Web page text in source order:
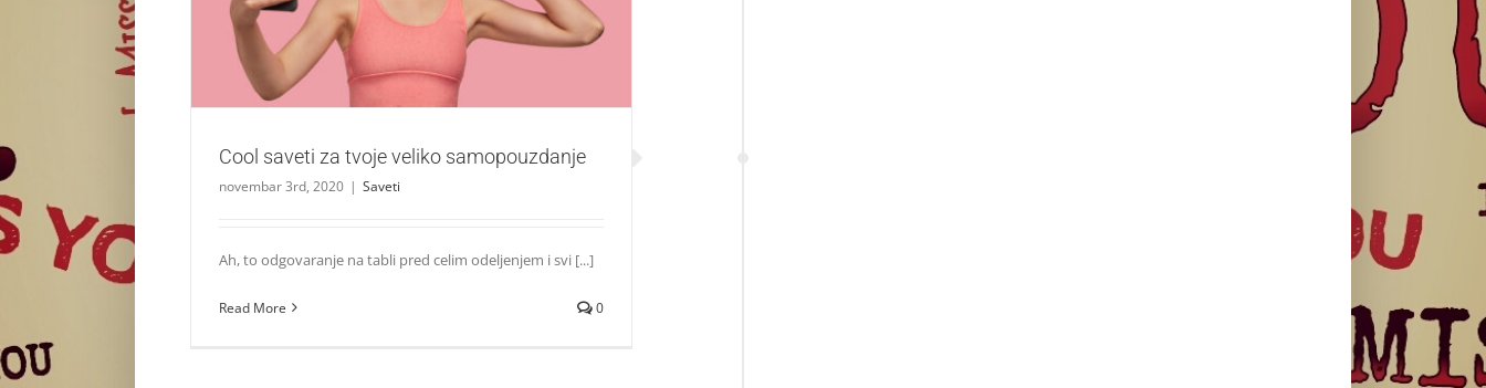
Cool saveti za tvoje veliko samopouzdanje
novembar 3rd, 2020 | Saveti
Ah, to odgovaranje na tabli pred celim odeljenjem i svi [...]
Read More 0